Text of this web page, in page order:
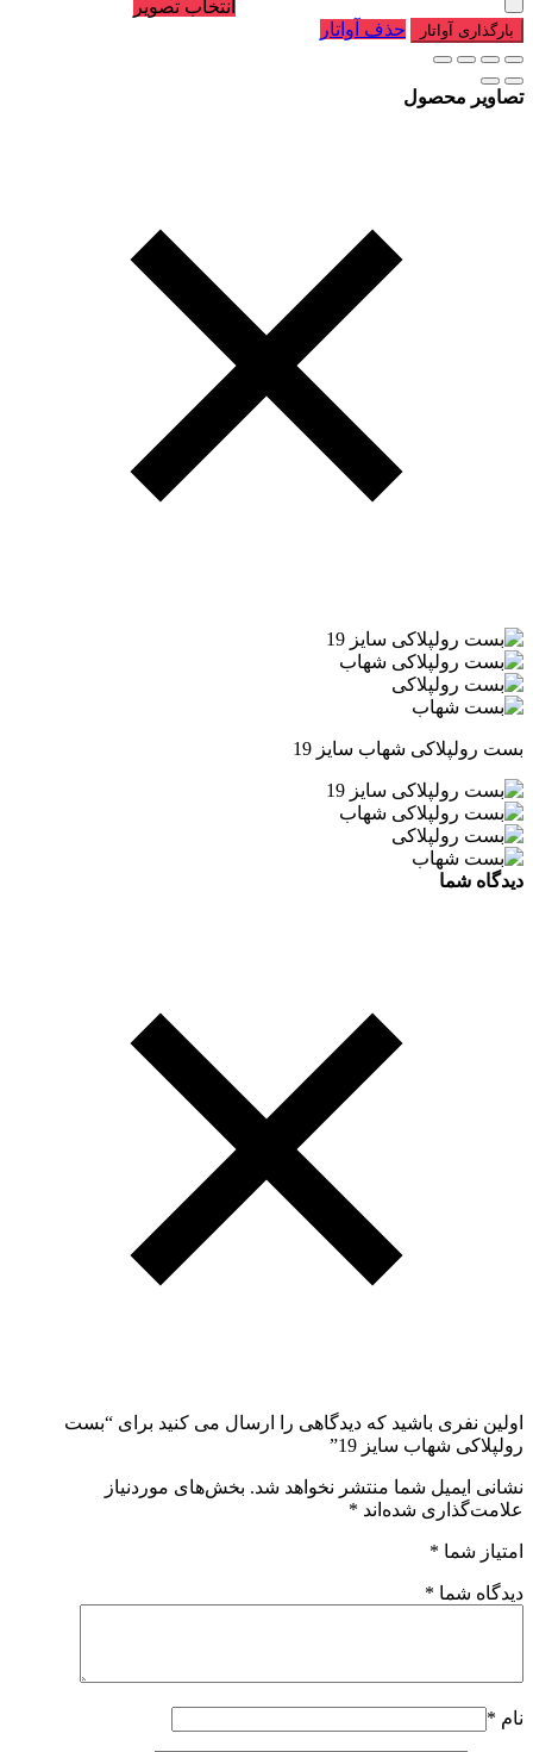
انتخاب تصویر
بارگذاری آواتار حذف آواتار
تصاویر محصول
بست رولپلاکی شهاب سایز 19
دیدگاه شما
اولین نفری باشید که دیدگاهی را ارسال می کنید برای “بست
رولپلاکی شهاب سایز 19”
نشانی ایمیل شما منتشر نخواهد شد. بخش‌های موردنیاز
علامت‌گذاری شده‌اند *
امتیاز شما *
دیدگاه شما *
نام *